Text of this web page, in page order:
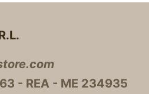
- REA - ME 234935